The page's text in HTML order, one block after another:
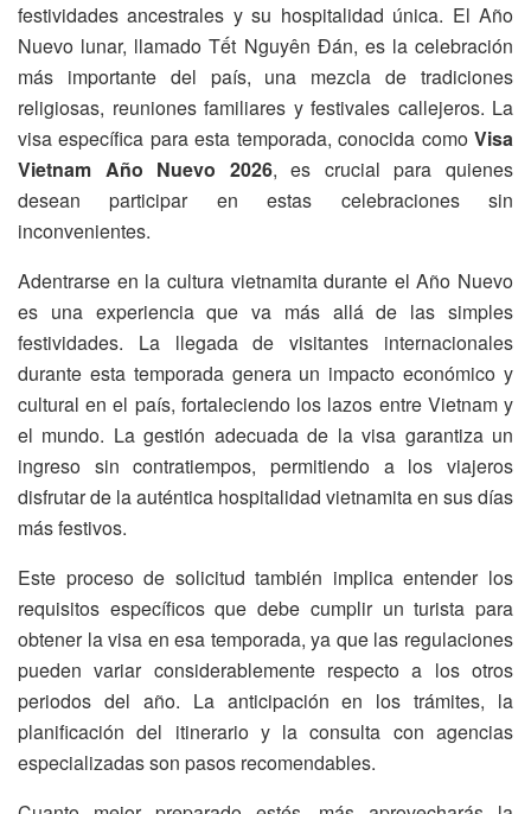
festividades ancestrales y su hospitalidad única. El Año
Nuevo lunar, llamado Tết Nguyên Đán, es la celebración
más importante del país, una mezcla de tradiciones
religiosas, reuniones familiares y festivales callejeros. La
visa específica para esta temporada, conocida como Visa
Vietnam Año Nuevo 2026, es crucial para quienes
desean participar en estas celebraciones sin
inconvenientes.
Adentrarse en la cultura vietnamita durante el Año Nuevo
es una experiencia que va más allá de las simples
festividades. La llegada de visitantes internacionales
durante esta temporada genera un impacto económico y
cultural en el país, fortaleciendo los lazos entre Vietnam y
el mundo. La gestión adecuada de la visa garantiza un
ingreso sin contratiempos, permitiendo a los viajeros
disfrutar de la auténtica hospitalidad vietnamita en sus días
más festivos.
Este proceso de solicitud también implica entender los
requisitos específicos que debe cumplir un turista para
obtener la visa en esa temporada, ya que las regulaciones
pueden variar considerablemente respecto a los otros
periodos del año. La anticipación en los trámites, la
planificación del itinerario y la consulta con agencias
especializadas son pasos recomendables.